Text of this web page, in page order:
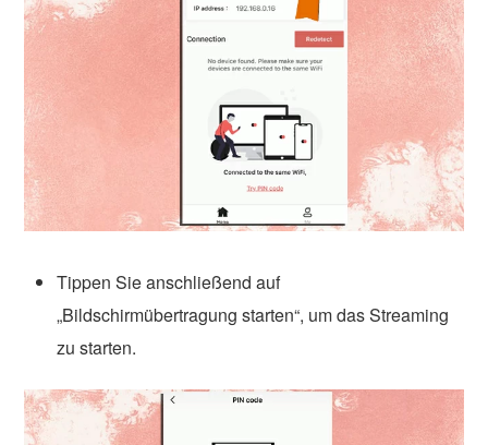
Tippen Sie anschließend auf
„Bildschirmübertragung starten“, um das Streaming
zu starten.